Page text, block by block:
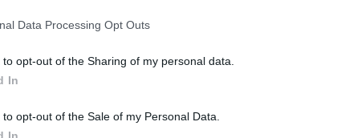
Data Processing Opt Outs
to opt-out of the Sharing of my personal data.
In
to opt-out of the Sale of my Personal Data.
In